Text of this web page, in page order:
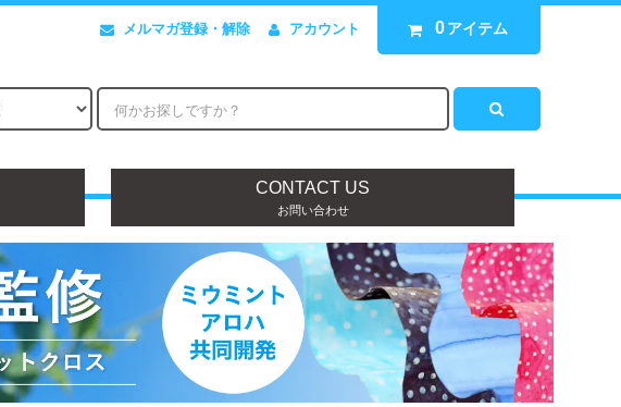
メルマガ登録・解除 アカウント 0 アイテム
CONTACT US
お問い合わせ